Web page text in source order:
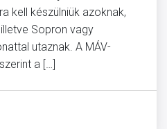
kell készülniük azoknak,
Sopron vagy
utaznak. A MÁV-
a […]